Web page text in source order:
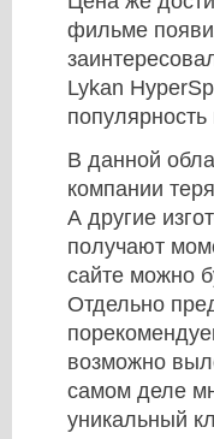
фильме
Lykan
В данной
компании
А другие
получают
сайте можно
Отдельно
возможно
самом деле
уникальный